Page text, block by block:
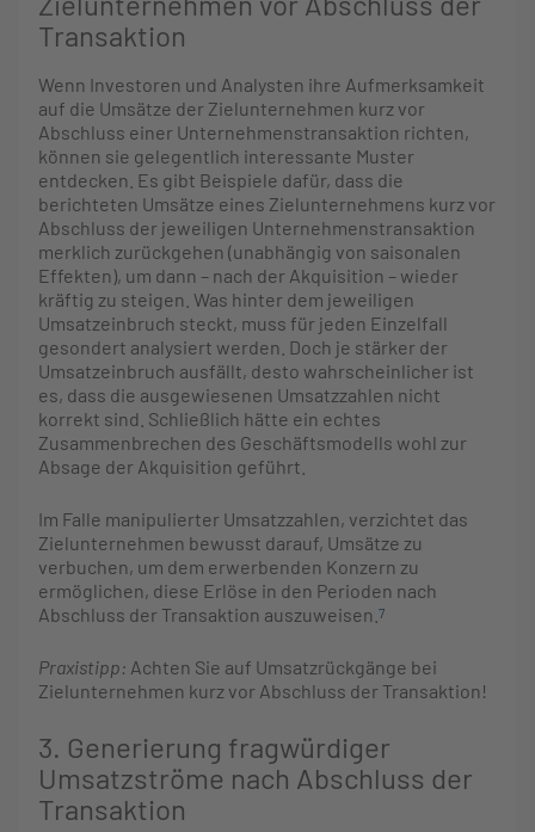
Transaktion
Wenn Investoren und Analysten ihre Aufmerksamkeit
auf die Umsätze der Zielunternehmen kurz vor
Abschluss einer Unternehmenstransaktion richten,
können sie gelegentlich interessante Muster
entdecken. Es gibt Beispiele dafür, dass die
berichteten Umsätze eines Zielunternehmens kurz vor
Abschluss der jeweiligen Unternehmenstransaktion
merklich zurückgehen (unabhängig von saisonalen
Effekten), um dann – nach der Akquisition – wieder
kräftig zu steigen. Was hinter dem jeweiligen
Umsatzeinbruch steckt, muss für jeden Einzelfall
gesondert analysiert werden. Doch je stärker der
Umsatzeinbruch ausfällt, desto wahrscheinlicher ist
es, dass die ausgewiesenen Umsatzzahlen nicht
korrekt sind. Schließlich hätte ein echtes
Zusammenbrechen des Geschäftsmodells wohl zur
Absage der Akquisition geführt.
Im Falle manipulierter Umsatzzahlen, verzichtet das
Zielunternehmen bewusst darauf, Umsätze zu
verbuchen, um dem erwerbenden Konzern zu
ermöglichen, diese Erlöse in den Perioden nach
Abschluss der Transaktion auszuweisen. 7
Praxistipp: Achten Sie auf Umsatzrückgänge bei
Zielunternehmen kurz vor Abschluss der Transaktion!
3. Generierung fragwürdiger
Umsatzströme nach Abschluss der
Transaktion